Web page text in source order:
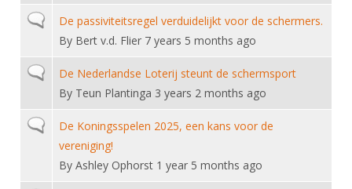
Alle Verenigingen
Nieuws
Verenigingsondersteuning
Witte Vlekkenplan
Oprichting Vereniging
Overschrijven leden
Veteranenwedstrijden
Wedstrijdorganisatie
Nieuws
Aanvragen van scheidsrechters
Scheidsrechterslijst
Import inschrijvingen uit Nahouw
Scheidsrechter Documentatie
Opleidingen
Tuchtzaken
Archief
Infotheek
Bibliotheek
Normal topicDe passiviteitsregel verduidelijkt voor de schermers.
By Bert v.d. Flier 7 years 5 months ago
Normal topicDe Nederlandse Loterij steunt de schermsport
By Teun Plantinga 3 years 2 months ago
Normal topicDe Koningsspelen 2025, een kans voor de
vereniging!
By Ashley Ophorst 1 year 5 months ago